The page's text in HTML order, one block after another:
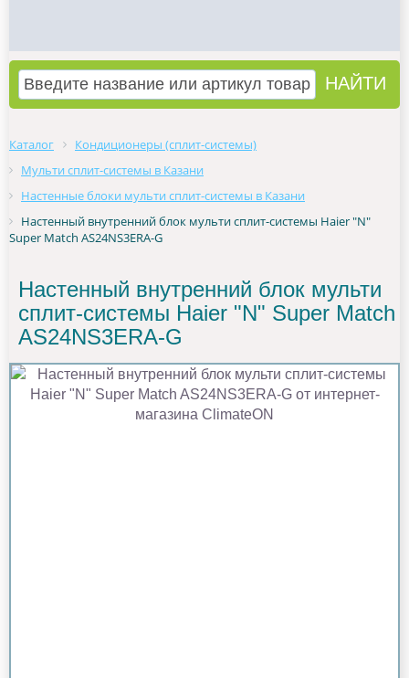
Каталог
Кондиционеры (сплит-системы)
Мульти сплит-системы в Казани
Настенные блоки мульти сплит-системы в Казани
Настенный внутренний блок мульти сплит-системы Haier "N"
Super Match AS24NS3ERA-G
Настенный внутренний блок мульти
сплит-системы Haier "N" Super Match
AS24NS3ERA-G